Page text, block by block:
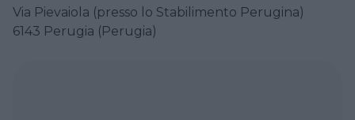
Via Pievaiola (presso lo Stabilimento Perugina)
6143 Perugia (Perugia)